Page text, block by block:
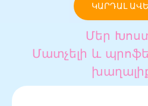
ԿԱՐԴԱԼ
Մեր
Մատչելի և